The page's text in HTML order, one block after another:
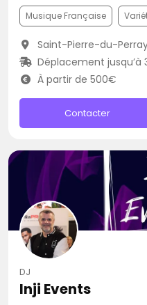
Musique Française
Saint-Pierre-du-
Déplacement jusqu’à
À partir de 500€
Contacter
DJ
Inji Events